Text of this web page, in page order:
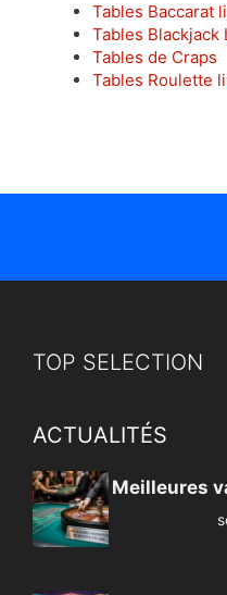
Tables Baccarat
Tables Blackjack
Tables de Craps
Tables Roulette
TOP SELECTION
ACTUALITÉS
Meilleures